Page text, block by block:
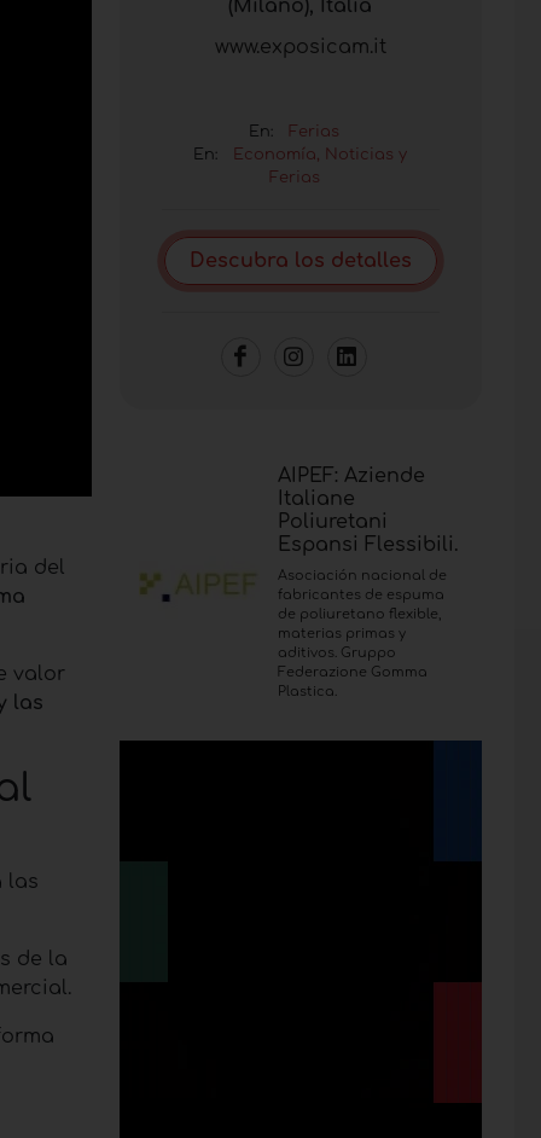
del
valor
las
las
de la
(Milano), Italia
www.exposicam.it
En:
Ferias
En:
Economía, Noticias y
Ferias
Descubra los detalles
AIPEF: Aziende
Italiane
Poliuretani
Espansi Flessibili.
Asociación nacional de
fabricantes de espuma
de poliuretano flexible,
materias primas y
aditivos. Gruppo
Federazione Gomma
Plastica.